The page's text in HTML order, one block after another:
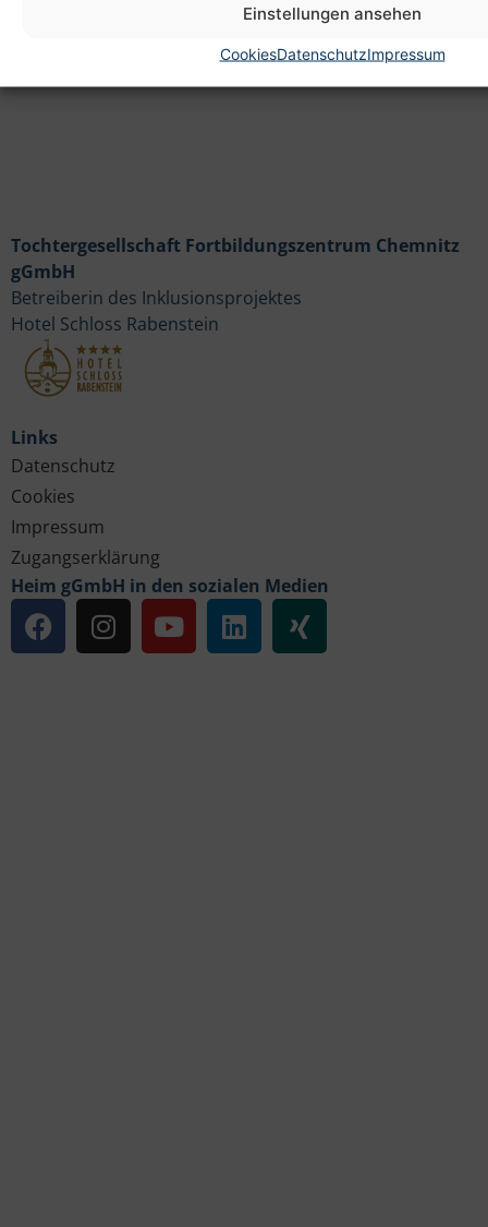
Einstellungen ansehen
CookiesDatenschutzImpressum
Links
Datenschutz
Cookies
Impressum
Zugangserklärung
Heim gGmbH in den sozialen Medien
Tochtergesellschaft Fortbildungszentrum Chemnitz
gGmbH
Betreiberin des Inklusionsprojektes
Hotel Schloss Rabenstein